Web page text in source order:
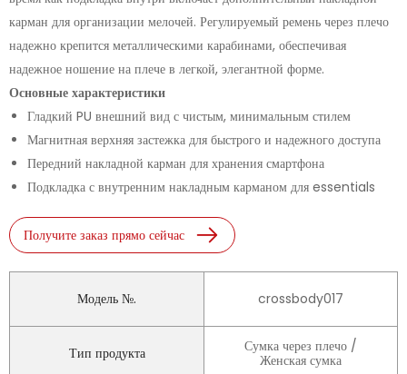
карман для организации мелочей. Регулируемый ремень через плечо
надежно крепится металлическими карабинами, обеспечивая
надежное ношение на плече в легкой, элегантной форме.
Основные характеристики
Гладкий PU внешний вид с чистым, минимальным стилем
Магнитная верхняя застежка для быстрого и надежного доступа
Передний накладной карман для хранения смартфона
Подкладка с внутренним накладным карманом для essentials
Получите заказ прямо сейчас
Модель №. crossbody017
Тип продукта
Сумка через плечо /
Женская сумка